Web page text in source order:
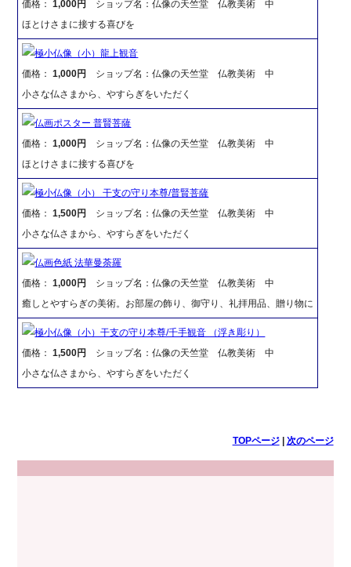
価格：1,000円
ショップ名：仏像の天竺堂 仏教美術 中
ほとけさまに接する喜びを
極小仏像（小）龍上観音
価格：1,000円
ショップ名：仏像の天竺堂 仏教美術 中
小さな仏さまから、やすらぎをいただく
仏画ポスター 普賢菩薩
価格：1,000円
ショップ名：仏像の天竺堂 仏教美術 中
ほとけさまに接する喜びを
極小仏像（小） 干支の守り本尊/普賢菩薩
価格：1,500円
ショップ名：仏像の天竺堂 仏教美術 中
小さな仏さまから、やすらぎをいただく
仏画色紙 法華曼荼羅
価格：1,000円
ショップ名：仏像の天竺堂 仏教美術 中
癒しとやすらぎの美術。お部屋の飾り、御守り、礼拝用品、贈り物に
極小仏像（小）干支の守り本尊/千手観音 （浮き彫り）
価格：1,500円
ショップ名：仏像の天竺堂 仏教美術 中
小さな仏さまから、やすらぎをいただく
TOPページ| 次のページ